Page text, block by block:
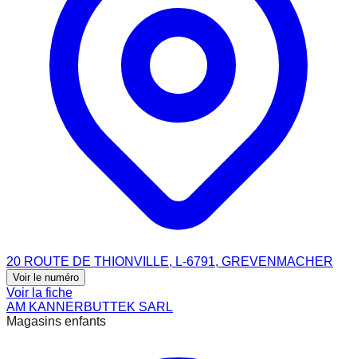
20 ROUTE DE THIONVILLE, L-6791, GREVENMACHER
Voir le numéro
Voir la fiche
AM KANNERBUTTEK SARL
Magasins enfants